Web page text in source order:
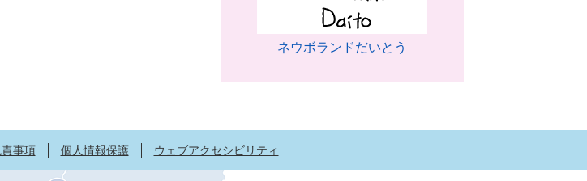
ネウボランドだいとう
事項 個人情報保護 ウェブアクセシビリティ